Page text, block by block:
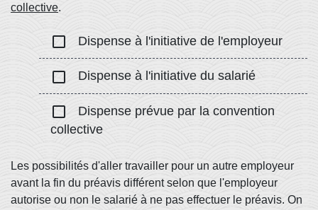
collective.
check_box_outline_blank Dispense à l'initiative de l'employeur
check_box_outline_blank Dispense à l'initiative du salarié
check_box_outline_blank
Dispense prévue par la convention
collective
Les possibilités d'aller travailler pour un autre employeur
avant la fin du préavis différent selon que l'employeur
autorise ou non le salarié à ne pas effectuer le préavis. On